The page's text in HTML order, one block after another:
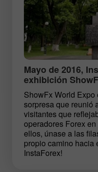
Mayo de 2016,
exhibición
ShowFx World
sorpresa que reunió
visitantes que
operadores Forex
ellos, únase a las
propio camino hacia
InstaForex!